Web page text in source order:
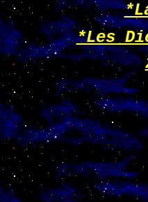
*Les